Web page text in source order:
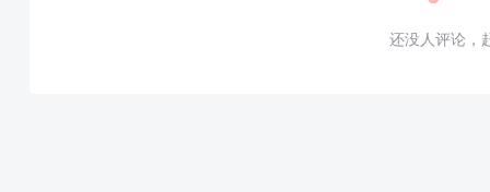
还没人评论，